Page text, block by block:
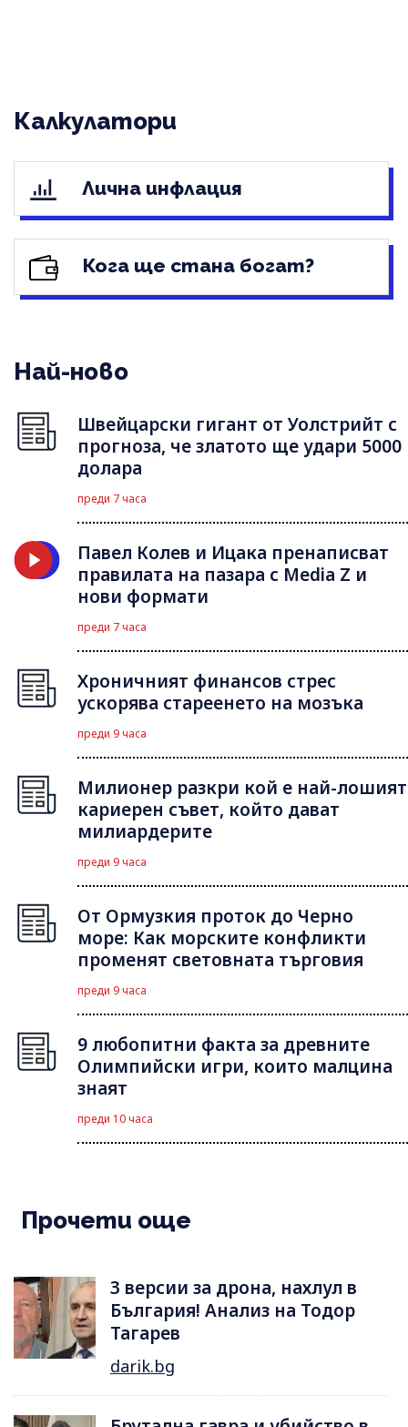
Калкулатори
Лична инфлация
Кога ще стана богат?
Най-ново
Швейцарски гигант от Уолстрийт с
прогноза, че златото ще удари 5000
долара
преди 7 часа
Павел Колев и Ицака пренаписват
правилата на пазара с Media Z и
нови формати
преди 7 часа
Хроничният финансов стрес
ускорява стареенето на мозъка
преди 9 часа
Милионер разкри кой е най-лошият
кариерен съвет, който дават
милиардерите
преди 9 часа
От Ормузкия проток до Черно
море: Как морските конфликти
променят световната търговия
преди 9 часа
9 любопитни факта за древните
Олимпийски игри, които малцина
знаят
преди 10 часа
Прочети още
3 версии за дрона, нахлул в
България! Анализ на Тодор
Тагарев
darik.bg